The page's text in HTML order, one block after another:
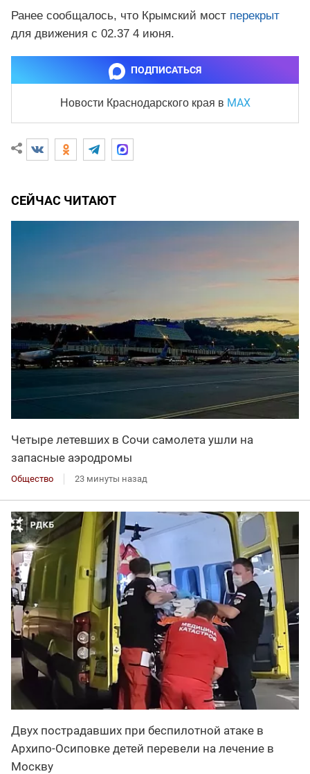
Ранее сообщалось, что Крымский мост перекрыт
для движения с 02.37 4 июня.
ПОДПИСАТЬСЯ
Новости Краснодарского края в MAX
СЕЙЧАС ЧИТАЮТ
Четыре летевших в Сочи самолета ушли на
запасные аэродромы
Общество 23 минуты назад
Двух пострадавших при беспилотной атаке в
Архипо-Осиповке детей перевели на лечение в
Москву